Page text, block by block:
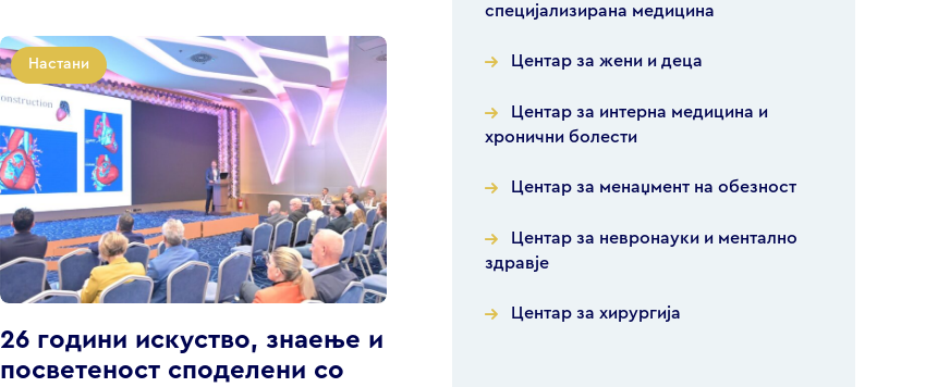
Настани
26 години искуство, знаење и
посветеност споделени со
специјализирана медицина
Центар за жени и деца
Центар за интерна медицина и
хронични болести
Центар за менаџмент на обезност
Центар за невронауки и ментално
здравје
Центар за хирургија